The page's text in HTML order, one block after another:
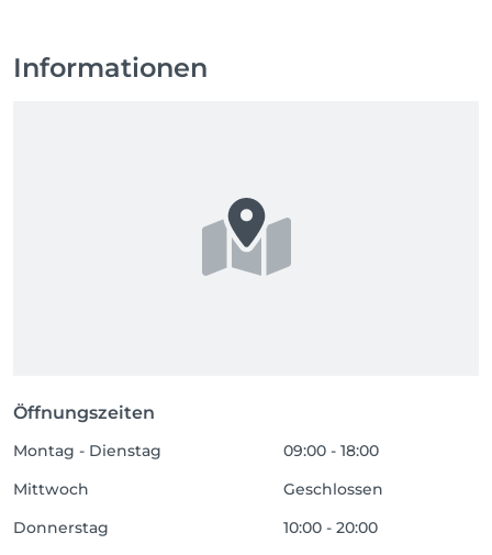
Informationen
Öffnungszeiten
Montag - Dienstag
09:00 - 18:00
Mittwoch
Geschlossen
Donnerstag
10:00 - 20:00